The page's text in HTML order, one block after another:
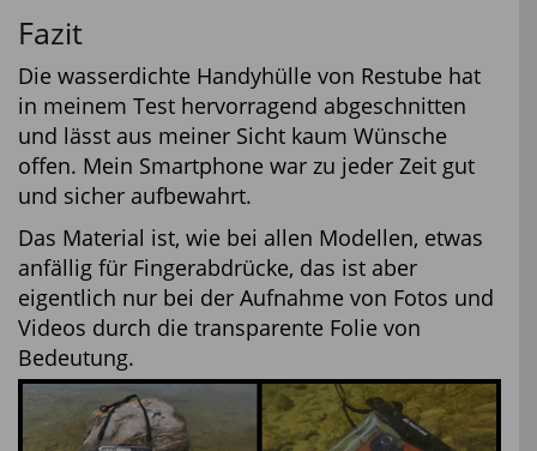
Fazit
Die wasserdichte Handyhülle von Restube hat
in meinem Test hervorragend abgeschnitten
und lässt aus meiner Sicht kaum Wünsche
offen. Mein Smartphone war zu jeder Zeit gut
und sicher aufbewahrt.
Das Material ist, wie bei allen Modellen, etwas
anfällig für Fingerabdrücke, das ist aber
eigentlich nur bei der Aufnahme von Fotos und
Videos durch die transparente Folie von
Bedeutung.